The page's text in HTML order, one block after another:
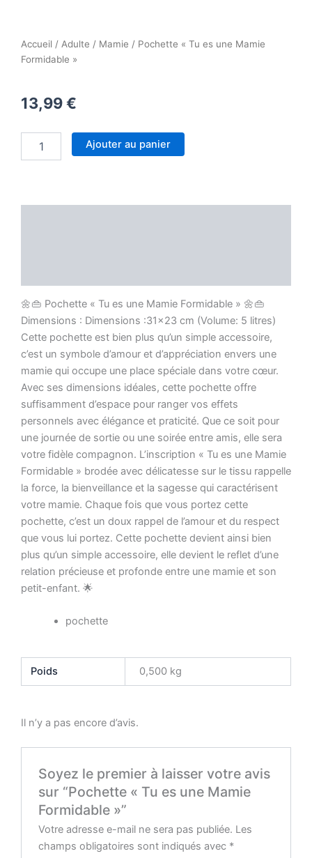
Accueil / Adulte / Mamie / Pochette « Tu es une Mamie
Formidable »
13,99€
une
Ajouter au panier
🌼👜 Pochette « Tu es une Mamie Formidable » 🌼👜
Dimensions : Dimensions :31×23 cm (Volume: 5 litres)
Cette pochette est bien plus qu’un simple accessoire,
c’est un symbole d’amour et d’appréciation envers une
mamie qui occupe une place spéciale dans votre cœur.
Avec ses dimensions idéales, cette pochette offre
suffisamment d’espace pour ranger vos effets
personnels avec élégance et praticité. Que ce soit pour
une journée de sortie ou une soirée entre amis, elle sera
votre fidèle compagnon. L’inscription « Tu es une Mamie
Formidable » brodée avec délicatesse sur le tissu rappelle
la force, la bienveillance et la sagesse qui caractérisent
votre mamie. Chaque fois que vous portez cette
pochette, c’est un doux rappel de l’amour et du respect
que vous lui portez. Cette pochette devient ainsi bien
plus qu’un simple accessoire, elle devient le reflet d’une
relation précieuse et profonde entre une mamie et son
petit-enfant. 🌟
pochette
Poids 0,500 kg
Il n’y a pas encore d’avis.
Soyez le premier à laisser votre avis
sur “Pochette « Tu es une Mamie
Formidable »”
Votre adresse e-mail ne sera pas publiée. Les
champs obligatoires sont indiqués avec *